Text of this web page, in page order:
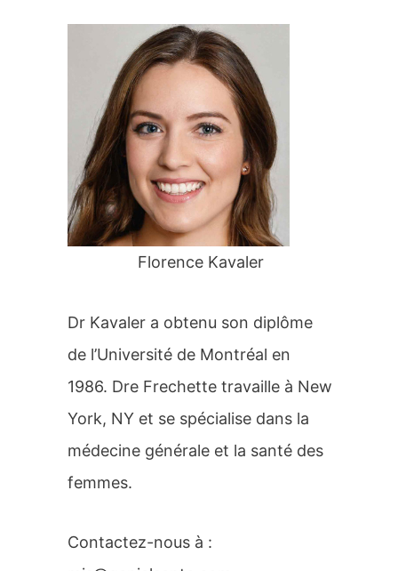
:
Florence Kavaler
Dr Kavaler a obtenu son diplôme
de l’Université de Montréal en
1986. Dre Frechette travaille à New
York, NY et se spécialise dans la
médecine générale et la santé des
femmes.
Contactez-nous à :